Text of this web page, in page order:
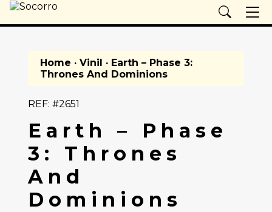
Home · Vinil · Earth – Phase 3:
Thrones And Dominions
REF: #2651
Earth – Phase
3: Thrones
And
Dominions